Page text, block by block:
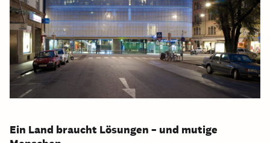
Ein Land braucht Lösungen – und mutige